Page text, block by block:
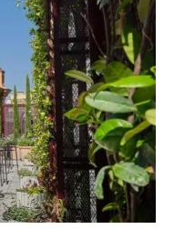
11,243
Seguidores